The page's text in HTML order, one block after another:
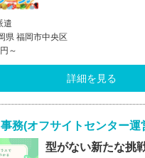
遣
県 福岡市中央区
～
詳細を見る
型がない新たな挑